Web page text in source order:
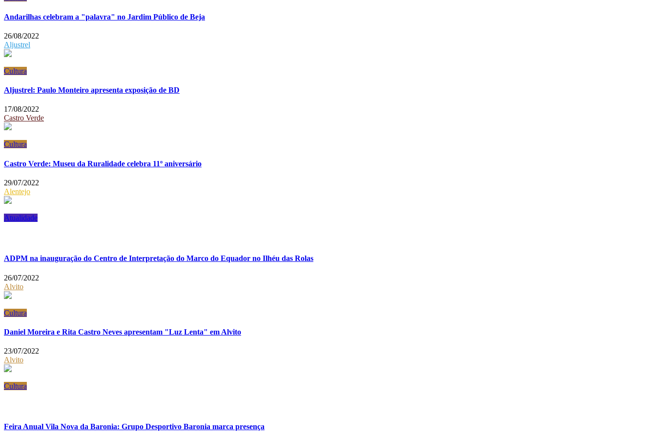
Andarilhas celebram a "palavra" no Jardim Público de Beja
26/08/2022
Aljustrel
Cultura
Aljustrel: Paulo Monteiro apresenta exposição de BD
17/08/2022
Castro Verde
Cultura
Castro Verde: Museu da Ruralidade celebra 11º aniversário
29/07/2022
Alentejo
Atualidade
ADPM na inauguração do Centro de Interpretação do Marco do Equador no Ilhéu das Rolas
26/07/2022
Alvito
Cultura
Daniel Moreira e Rita Castro Neves apresentam "Luz Lenta" em Alvito
23/07/2022
Alvito
Cultura
Feira Anual Vila Nova da Baronia: Grupo Desportivo Baronia marca presença